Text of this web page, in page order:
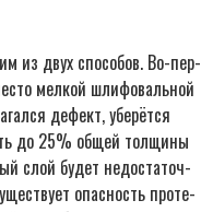
из двух спо­со­бов. Во-пер­
мел­кой шли­фо­валь­ной
дефект, убе­рёт­ся
до 25% общей тол­щи­ны
слой будет недо­ста­точ­
опас­ность про­те­